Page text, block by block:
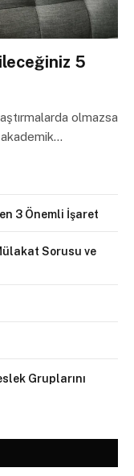
5
olmazsa
3 Önemli İşaret
Sorusu ve
Gruplarını